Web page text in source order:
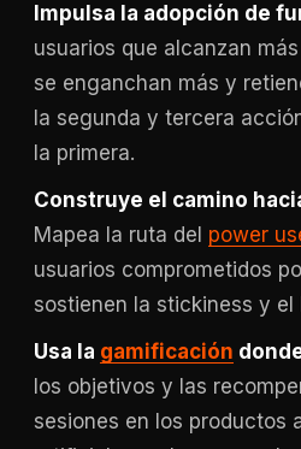
Impulsa la adopción de
usuarios que alcanzan
se enganchan más y
la segunda y tercera
la primera.
Construye el camino
Mapea la ruta del power
usuarios comprometidos
sostienen la stickiness y el
Usa la gamificación
los objetivos y las
sesiones en los productos